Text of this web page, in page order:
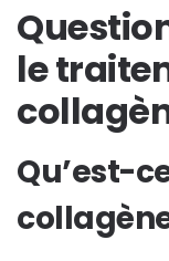
le
Qu’est-